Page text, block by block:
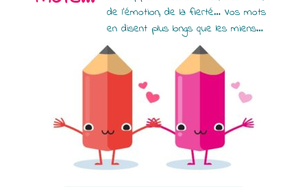
de l’émotion, de la fierté… Vos mots
en disent plus longs que les miens…